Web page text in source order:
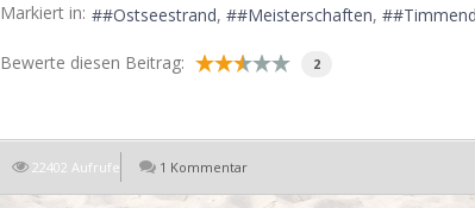
Markiert in: #Ostseestrand #Meisterschaften
Bewerte diesen Beitrag: 2
22402 Aufrufe 1 Kommentar